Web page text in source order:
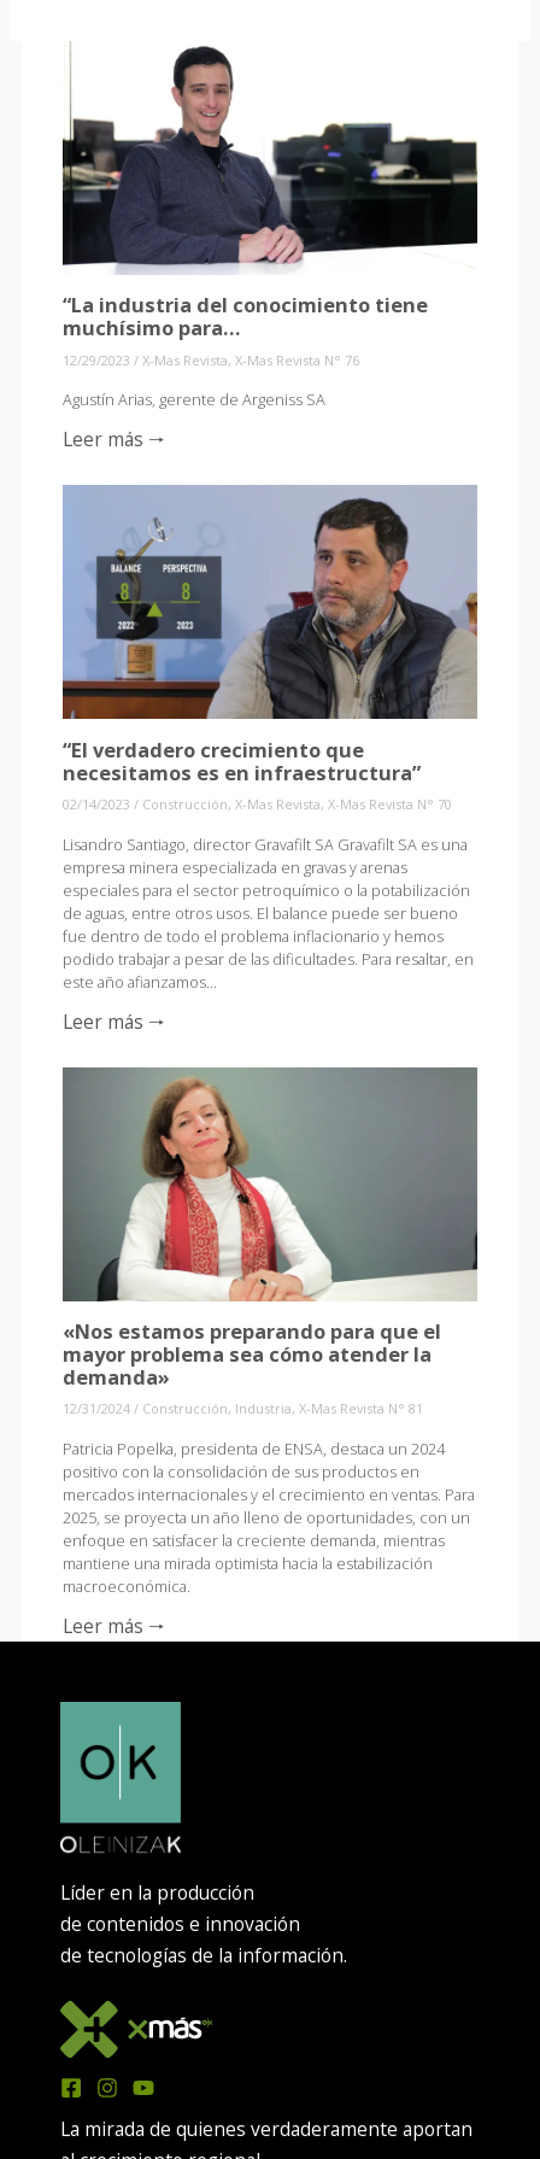
“La industria del conocimiento tiene
muchísimo para…
12/29/2023 / X-Mas Revista, X-Mas Revista N° 76
Agustín Arias, gerente de Argeniss SA
Leer más 🠒
“El verdadero crecimiento que
necesitamos es en infraestructura”
02/14/2023 / Construcción, X-Mas Revista, X-Mas Revista N° 70
Lisandro Santiago, director Gravafilt SA Gravafilt SA es una
empresa minera especializada en gravas y arenas
especiales para el sector petroquímico o la potabilización
de aguas, entre otros usos. El balance puede ser bueno
fue dentro de todo el problema inflacionario y hemos
podido trabajar a pesar de las dificultades. Para resaltar, en
este año afianzamos…
Leer más 🠒
«Nos estamos preparando para que el
mayor problema sea cómo atender la
demanda»
12/31/2024 / Construcción, Industria, X-Mas Revista N° 81
Patricia Popelka, presidenta de ENSA, destaca un 2024
positivo con la consolidación de sus productos en
mercados internacionales y el crecimiento en ventas. Para
2025, se proyecta un año lleno de oportunidades, con un
enfoque en satisfacer la creciente demanda, mientras
mantiene una mirada optimista hacia la estabilización
macroeconómica.
Leer más 🠒
Líder en la producción
de contenidos e innovación
de tecnologías de la información.
La mirada de quienes verdaderamente aportan